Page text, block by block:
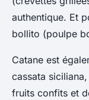
authentique. Et
bollito (poulpe
Catane est
cassata siciliana
fruits confits et